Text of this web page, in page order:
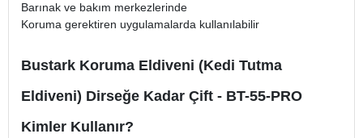
Barınak ve bakım merkezlerinde
Koruma gerektiren uygulamalarda kullanılabilir
Bustark Koruma Eldiveni (Kedi Tutma
Eldiveni) Dirseğe Kadar Çift - BT-55-PRO
Kimler Kullanır?